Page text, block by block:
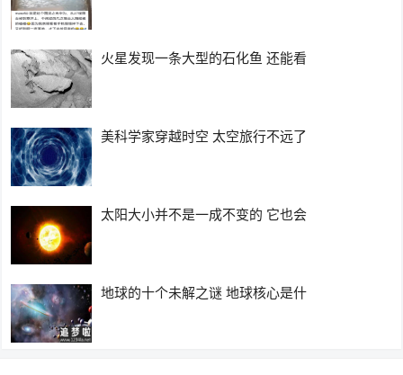
火星发现一条大型的石化鱼 还能看
美科学家穿越时空 太空旅行不远了
太阳大小并不是一成不变的 它也会
地球的十个未解之谜 地球核心是什